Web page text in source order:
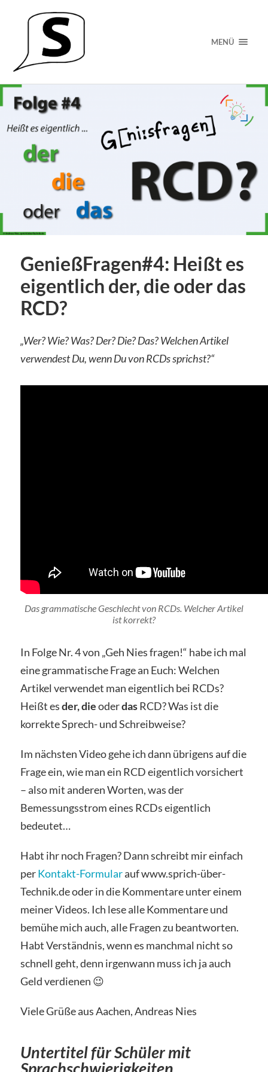
MENÜ
GenießFragen#4: Heißt es
eigentlich der, die oder das
RCD?
„Wer? Wie? Was? Der? Die? Das? Welchen Artikel
verwendest Du, wenn Du von RCDs sprichst?“
Das grammatische Geschlecht von RCDs. Welcher Artikel
ist korrekt?
In Folge Nr. 4 von „Geh Nies fragen!“ habe ich mal
eine grammatische Frage an Euch: Welchen
Artikel verwendet man eigentlich bei RCDs?
Heißt esder, dieoderdasRCD? Was ist die
korrekte Sprech- und Schreibweise?
Im nächsten Video gehe ich dann übrigens auf die
Frage ein, wie man ein RCD eigentlich vorsichert
– also mit anderen Worten, was der
Bemessungsstrom eines RCDs eigentlich
bedeutet…
Habt ihr noch Fragen? Dann schreibt mir einfach
perKontakt-Formularauf www.sprich-über-
Technik.de oder in die Kommentare unter einem
meiner Videos. Ich lese alle Kommentare und
bemühe mich auch, alle Fragen zu beantworten.
Habt Verständnis, wenn es manchmal nicht so
schnell geht, denn irgenwann muss ich ja auch
Geld verdienen 😉
Viele Grüße aus Aachen, Andreas Nies
Untertitel für Schüler mit
Sprachschwierigkeiten